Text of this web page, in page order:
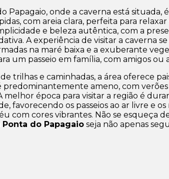
Papagaio, onde a caverna está
com areia clara, perfeita para
e beleza autêntica, com a
A experiência de visitar a
na maré baixa e a exuberante
um passeio em família, com amigos
trilhas e caminhadas, a área oferece
ameno, com verões
melhor época para visitar a região é
favorecendo os passeios ao ar livre e
com cores vibrantes. Não se esqueça
Ponta do Papagaio seja não apenas